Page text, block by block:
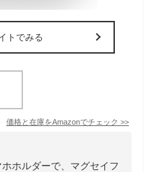
トでみる
価格と在庫をAmazonでチェック >>
ホルダーで、マグセイフ